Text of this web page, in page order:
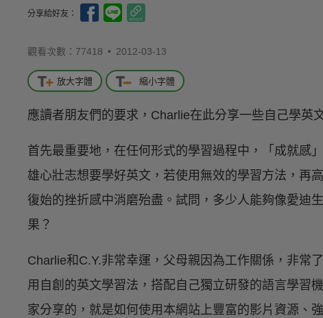
分享給好友：
觀看次數：77418 • 2012-03-13
放大字體 縮小字體
應讀者朋友們的要求，Charlie在此分享一些自己學英
首先最重要地，在任何形式的學習過程中，「成就感
雄心壯志想要學好英文，若使用無效的學習方法，再
復始的挫折感中消磨殆盡。試問，多少人能夠像愛迪
果？
Charlie和C.Y.非常幸運，父母親因為工作關係，非常
用自創的英文學習法，搭配自己獨立研發的語言學習
家分享的，就是如何使用本網站上豐富的影片資源、